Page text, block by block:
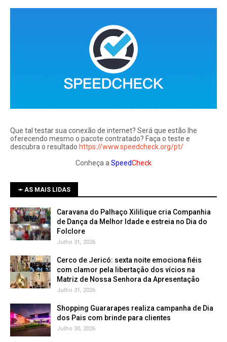
Que tal testar sua conexão de internet? Será que estão lhe
oferecendo mesmo o pacote contratado? Faça o teste e
descubra o resultado https://www.speedcheck.org/pt/
Conheça a SpeedCheck
➛ AS MAIS LIDAS
Caravana do Palhaço Xililique cria Companhia
de Dança da Melhor Idade e estreia no Dia do
Folclore
Julho 31, 2026
Cerco de Jericó: sexta noite emociona fiéis
com clamor pela libertação dos vícios na
Matriz de Nossa Senhora da Apresentação
Julho 31, 2026
Shopping Guararapes realiza campanha de Dia
dos Pais com brinde para clientes
Julho 30, 2026